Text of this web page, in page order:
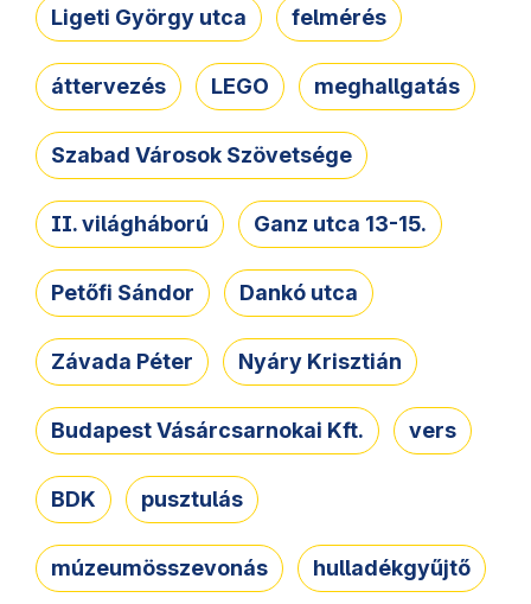
Ligeti György utca felmérés
áttervezés LEGO meghallgatás
Szabad Városok Szövetsége
II. világháború Ganz utca 13-15.
Petőfi Sándor Dankó utca
Závada Péter Nyáry Krisztián
Budapest Vásárcsarnokai Kft. vers
BDK pusztulás
múzeumösszevonás hulladékgyűjtő